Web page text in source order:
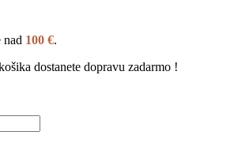
nad 100 €.
dostanete dopravu zadarmo !